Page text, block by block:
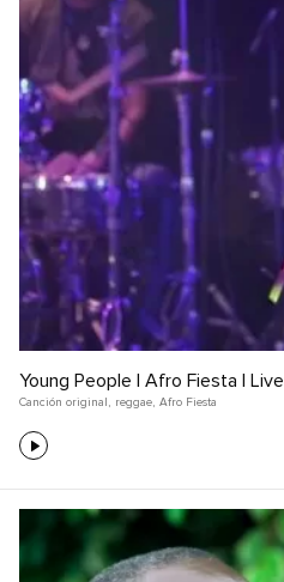
Young People | Afro Fiesta | Live
Canción original , reggae, Afro Fiesta